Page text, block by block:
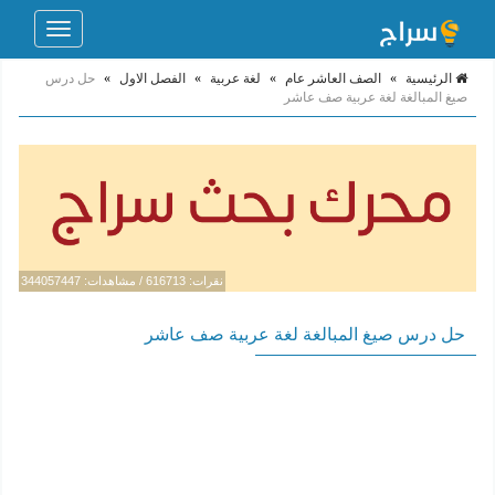
Toggle
الرئيسية » الصف العاشر عام » لغة عربية » الفصل الاول » حل درس
صيغ المبالغة لغة عربية صف عاشر
نقرات: 616713 / مشاهدات: 344057447
حل درس صيغ المبالغة لغة عربية صف عاشر